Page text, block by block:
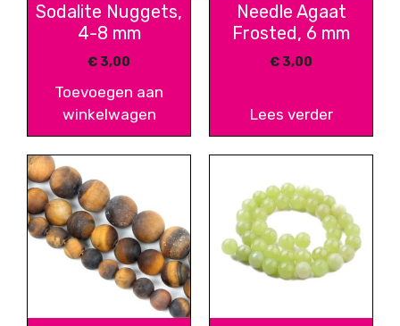
Sodalite Nuggets,
4-8 mm
€3,00
Toevoegen aan
winkelwagen
Needle Agaat
Frosted, 6 mm
€3,00
Lees verder